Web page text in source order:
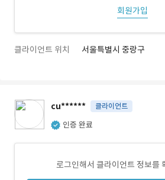
회원가입
클라이언트 위치 서울특별시 중랑구
cu****** 클라이언트
인증 완료
로그인해서 클라이언트 정보를